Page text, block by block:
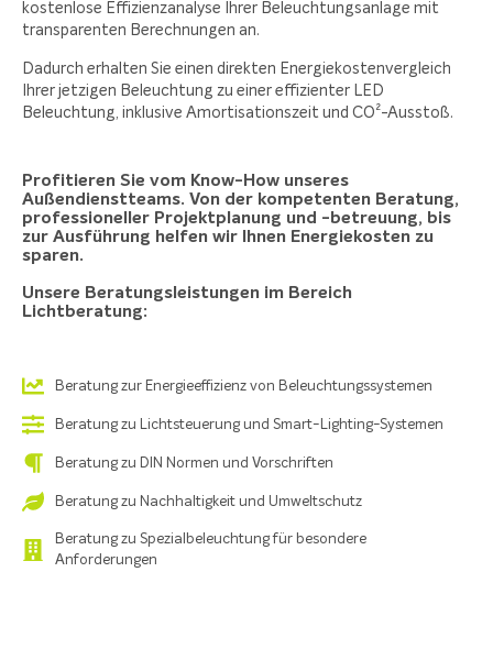
kostenlose Effizienzanalyse Ihrer Beleuchtungsanlage mit
transparenten Berechnungen an.
Dadurch erhalten Sie einen direkten Energiekostenvergleich
Ihrer jetzigen Beleuchtung zu einer effizienter LED
Beleuchtung, inklusive Amortisationszeit und CO²-Ausstoß.
Profitieren Sie vom Know-How unseres
Außendienstteams. Von der kompetenten Beratung,
professioneller Projektplanung und -betreuung, bis
zur Ausführung helfen wir Ihnen Energiekosten zu
sparen.
Unsere Beratungsleistungen im Bereich
Lichtberatung:
Beratung zur Energieeffizienz von Beleuchtungssystemen
Beratung zu Lichtsteuerung und Smart-Lighting-Systemen
Beratung zu DIN Normen und Vorschriften
Beratung zu Nachhaltigkeit und Umweltschutz
Beratung zu Spezialbeleuchtung für besondere
Anforderungen